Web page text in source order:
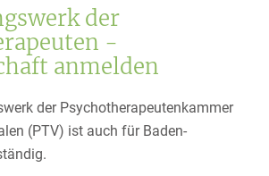
der
-
anmelden
der Psychotherapeutenkammer
(PTV) ist auch für Baden-